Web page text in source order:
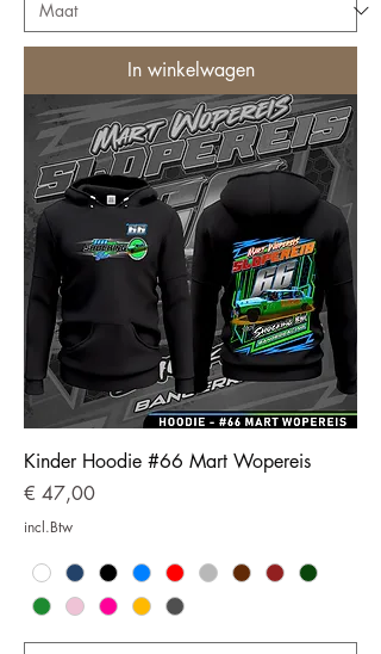
In winkelwagen
Kinder Hoodie #66 Mart Wopereis
Prijs
€ 47,00
incl.Btw